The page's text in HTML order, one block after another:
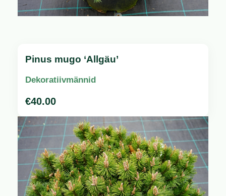
Pinus mugo ‘Allgäu’
Dekoratiivmännid
€40.00